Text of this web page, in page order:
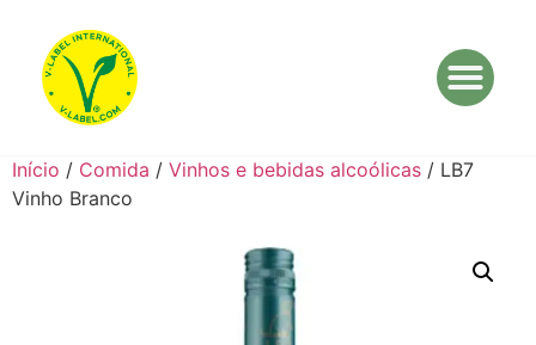
Início / Comida / Vinhos e bebidas alcoólicas / LB7
Vinho Branco